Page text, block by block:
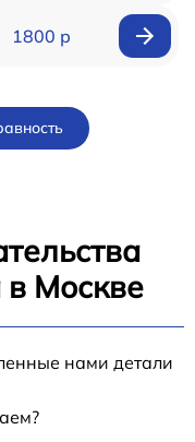
1800 р
в Москве
нами детали